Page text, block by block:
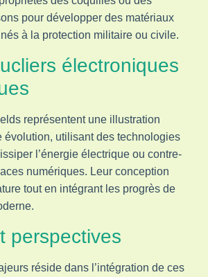
pour développer des matériaux
à la protection militaire ou civile.
électroniques
représentent une illustration
évolution, utilisant des technologies
l’énergie électrique ou contre-
numériques. Leur conception
tout en intégrant les progrès de
perspectives
réside dans l’intégration de ces